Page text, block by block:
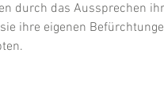
durch das Aussprechen
ihre eigenen